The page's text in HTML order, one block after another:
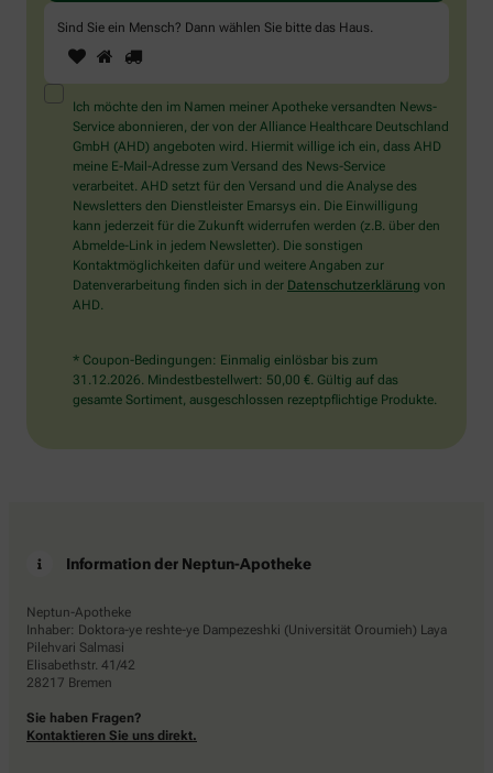
Sind Sie ein Mensch? Dann wählen Sie bitte das Haus.
Sind
Sie
ein
Mensch?
Dann
wählen
Sie
bitte
das
Haus.
1 2
Ich möchte den im Namen meiner Apotheke versandten News-
Service abonnieren, der von der Alliance Healthcare Deutschland
GmbH (AHD) angeboten wird. Hiermit willige ich ein, dass AHD
meine E-Mail-Adresse zum Versand des News-Service
verarbeitet. AHD setzt für den Versand und die Analyse des
Newsletters den Dienstleister Emarsys ein. Die Einwilligung
kann jederzeit für die Zukunft widerrufen werden (z.B. über den
Abmelde-Link in jedem Newsletter). Die sonstigen
Kontaktmöglichkeiten dafür und weitere Angaben zur
Datenverarbeitung finden sich in der Datenschutzerklärung von
AHD.
* Coupon-Bedingungen: Einmalig einlösbar bis zum
31.12.2026. Mindestbestellwert: 50,00 €. Gültig auf das
gesamte Sortiment, ausgeschlossen rezeptpflichtige Produkte.
Information der Neptun-Apotheke
Neptun-Apotheke
Inhaber: Doktora-ye reshte-ye Dampezeshki (Universität Oroumieh) Laya
Pilehvari Salmasi
Elisabethstr. 41/42
28217 Bremen
Sie haben Fragen?
Kontaktieren Sie uns direkt.